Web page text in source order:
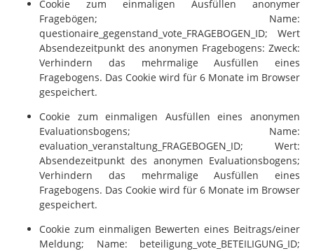
Cookie zum einmaligen Ausfüllen anonymer
Fragebögen; Name:
questionaire_gegenstand_vote_FRAGEBOGEN_ID; Wert
Absendezeitpunkt des anonymen Fragebogens: Zweck:
Verhindern das mehrmalige Ausfüllen eines
Fragebogens. Das Cookie wird für 6 Monate im Browser
gespeichert.
Cookie zum einmaligen Ausfüllen eines anonymen
Evaluationsbogens; Name:
evaluation_veranstaltung_FRAGEBOGEN_ID; Wert:
Absendezeitpunkt des anonymen Evaluationsbogens;
Verhindern das mehrmalige Ausfüllen eines
Fragebogens. Das Cookie wird für 6 Monate im Browser
gespeichert.
Cookie zum einmaligen Bewerten eines Beitrags/einer
Meldung; Name: beteiligung_vote_BETEILIGUNG_ID;